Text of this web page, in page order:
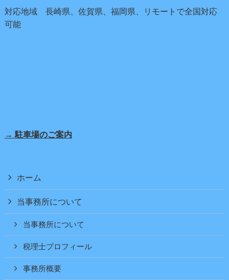
対応地域 長崎県、佐賀県、福岡県、リモートで全国対応
可能
→ 駐車場のご案内
ホーム
当事務所について
当事務所について
税理士プロフィール
事務所概要